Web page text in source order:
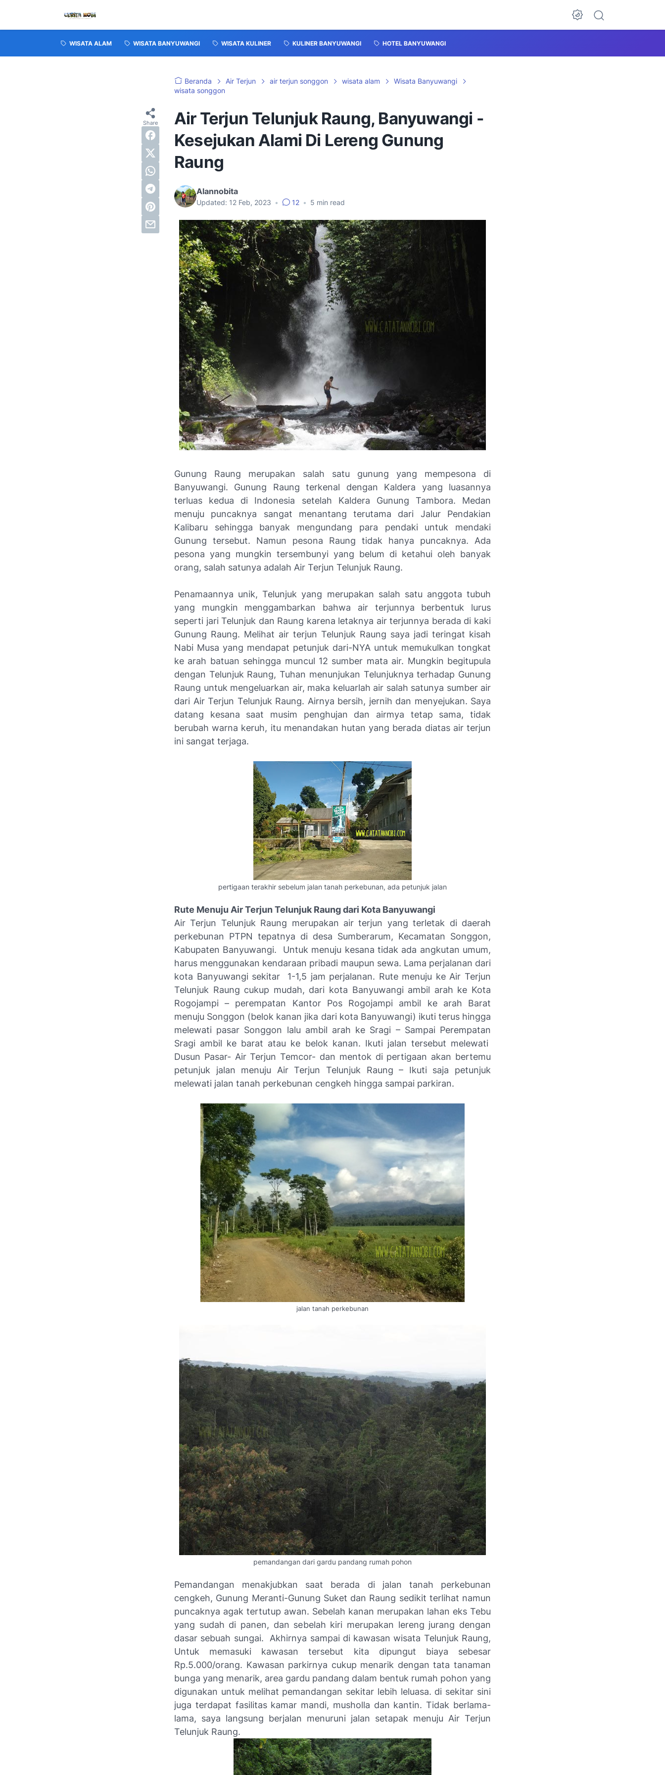
WISATA ALAM WISATA BANYUWANGI WISATA KULINER KULINER BANYUWANGI HOTEL BANYUWANGI
Beranda Air Terjun air terjun songgon wisata alam
Wisata Banyuwangi
wisata songgon
Air Terjun Telunjuk Raung, Banyuwangi -
Kesejukan Alami Di Lereng Gunung
Raung
Alannobita
Updated: 12 Feb, 2023 • 12 • 5 min read
Gunung Raung merupakan salah satu gunung yang mempesona di
Banyuwangi. Gunung Raung terkenal dengan Kaldera yang luasannya
terluas kedua di Indonesia setelah Kaldera Gunung Tambora. Medan
menuju puncaknya sangat menantang terutama dari Jalur Pendakian
Kalibaru sehingga banyak mengundang para pendaki untuk mendaki
Gunung tersebut. Namun pesona Raung tidak hanya puncaknya. Ada
pesona yang mungkin tersembunyi yang belum di ketahui oleh banyak
orang, salah satunya adalah Air Terjun Telunjuk Raung.
Penamaannya unik, Telunjuk yang merupakan salah satu anggota tubuh
yang mungkin menggambarkan bahwa air terjunnya berbentuk lurus
seperti jari Telunjuk dan Raung karena letaknya air terjunnya berada di kaki
Gunung Raung. Melihat air terjun Telunjuk Raung saya jadi teringat kisah
Nabi Musa yang mendapat petunjuk dari-NYA untuk memukulkan tongkat
ke arah batuan sehingga muncul 12 sumber mata air. Mungkin begitupula
dengan Telunjuk Raung, Tuhan menunjukan Telunjuknya terhadap Gunung
Raung untuk mengeluarkan air, maka keluarlah air salah satunya sumber air
dari Air Terjun Telunjuk Raung. Airnya bersih, jernih dan menyejukan. Saya
datang kesana saat musim penghujan dan airmya tetap sama, tidak
berubah warna keruh, itu menandakan hutan yang berada diatas air terjun
ini sangat terjaga.
pertigaan terakhir sebelum jalan tanah perkebunan, ada petunjuk jalan
Rute Menuju Air Terjun Telunjuk Raung dari Kota Banyuwangi
Air Terjun Telunjuk Raung merupakan air terjun yang terletak di daerah
perkebunan PTPN tepatnya di desa Sumberarum, Kecamatan Songgon,
Kabupaten Banyuwangi. Untuk menuju kesana tidak ada angkutan umum,
harus menggunakan kendaraan pribadi maupun sewa. Lama perjalanan dari
kota Banyuwangi sekitar 1-1,5 jam perjalanan. Rute menuju ke Air Terjun
Telunjuk Raung cukup mudah, dari kota Banyuwangi ambil arah ke Kota
Rogojampi – perempatan Kantor Pos Rogojampi ambil ke arah Barat
menuju Songgon (belok kanan jika dari kota Banyuwangi) ikuti terus hingga
melewati pasar Songgon lalu ambil arah ke Sragi – Sampai Perempatan
Sragi ambil ke barat atau ke belok kanan. Ikuti jalan tersebut melewati
Dusun Pasar- Air Terjun Temcor- dan mentok di pertigaan akan bertemu
petunjuk jalan menuju Air Terjun Telunjuk Raung – Ikuti saja petunjuk
melewati jalan tanah perkebunan cengkeh hingga sampai parkiran.
jalan tanah perkebunan
pemandangan dari gardu pandang rumah pohon
Pemandangan menakjubkan saat berada di jalan tanah perkebunan
cengkeh, Gunung Meranti-Gunung Suket dan Raung sedikit terlihat namun
puncaknya agak tertutup awan. Sebelah kanan merupakan lahan eks Tebu
yang sudah di panen, dan sebelah kiri merupakan lereng jurang dengan
dasar sebuah sungai. Akhirnya sampai di kawasan wisata Telunjuk Raung,
Untuk memasuki kawasan tersebut kita dipungut biaya sebesar
Rp.5.000/orang. Kawasan parkirnya cukup menarik dengan tata tanaman
bunga yang menarik, area gardu pandang dalam bentuk rumah pohon yang
digunakan untuk melihat pemandangan sekitar lebih leluasa. di sekitar sini
juga terdapat fasilitas kamar mandi, musholla dan kantin. Tidak berlama-
lama, saya langsung berjalan menuruni jalan setapak menuju Air Terjun
Telunjuk Raung.